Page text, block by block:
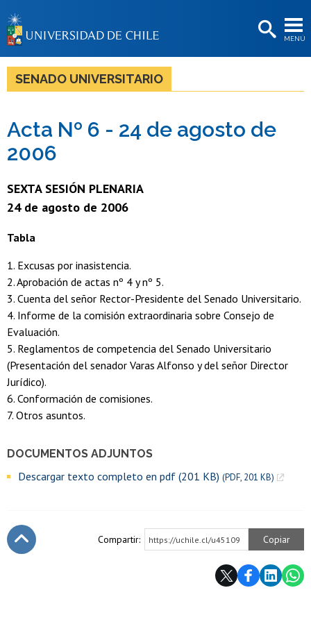
MENÚ
BIBLIOTECAS
LA UNIVERSIDAD
Estudiantes
Funcionarias/os
Egresadas/os
SENADO UNIVERSITARIO
Acta Nº 6 - 24 de agosto de
2006
SEXTA SESIÓN PLENARIA
24 de agosto de 2006
DOCUMENTOS ADJUNTOS
Descargar texto completo en pdf (201 KB) (PDF, 201 KB)
Tabla
1. Excusas por inasistencia.
2. Aprobación de actas nº 4 y nº 5.
3. Cuenta del señor Rector-Presidente del Senado Universitario.
4. Informe de la comisión extraordinaria sobre Consejo de
Evaluación.
5. Reglamentos de competencia del Senado Universitario
(Presentación del senador Varas Alfonso y del señor Director
Jurídico).
6. Conformación de comisiones.
7. Otros asuntos.
Compartir: https://uchile.cl/u45109 Copiar